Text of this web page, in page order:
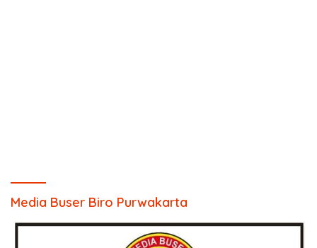
Media Buser Biro Purwakarta